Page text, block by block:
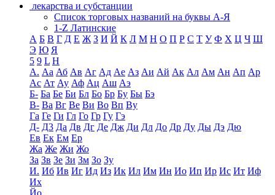
лекарства и субстанции
Список торговых названий на буквы А-Я
1-Z Латинские
А Б В Г Д Е Ж З И Й К Л М Н О П Р С Т У Ф Х Ц Ч Ш
Э Ю Я
5 9 L H
А. Аа Аб Ав Аг Ад Ае Аз Аи Ай Ак Ал Ам Ан Ап Ар
Ас Ат Ау Аф Ац Аш Аэ
Б- Ба Бе Би Бл Бо Бр Бу Бы Бэ
В- Ва Вг Ве Ви Во Вп Ву
Га Ге Ги Гл Го Гр Гу Гэ
Д- Д3 Да Дв Дг Де Дж Ди Дл До Др Ду Ды Дэ Дю
Ев Ек Ем Ер
Жа Же Жи Жо
За Зв Зе Зи Зм Зо Зу
И. Иб Ив Иг Ид Из Ик Ил Им Ин Ио Ип Ир Ис Ит Иф
Их
Йо